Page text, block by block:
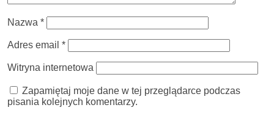
Nazwa *
Adres email *
Witryna internetowa
Zapamiętaj moje dane w tej przeglądarce podczas
pisania kolejnych komentarzy.